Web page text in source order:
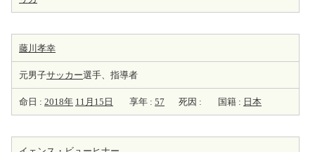
藤川孝幸
元男子サッカー選手、指導者
命日 : 2018年 11月15日 享年 : 57 死因 : 国籍 : 日本